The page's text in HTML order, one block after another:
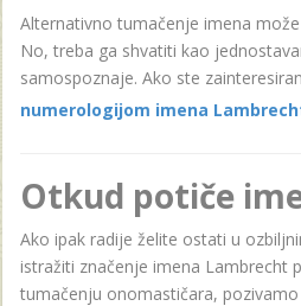
Alternativno tumačenje imena
No, treba ga shvatiti kao
samospoznaje. Ako ste
numerologijom imena
Otkud potiče
Ako ipak radije želite ostati u
istražiti značenje imena Lambrecht
tumačenju onomastičara,